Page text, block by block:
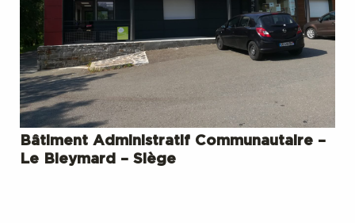
Bâtiment Administratif Communautaire –
Le Bleymard – Siège